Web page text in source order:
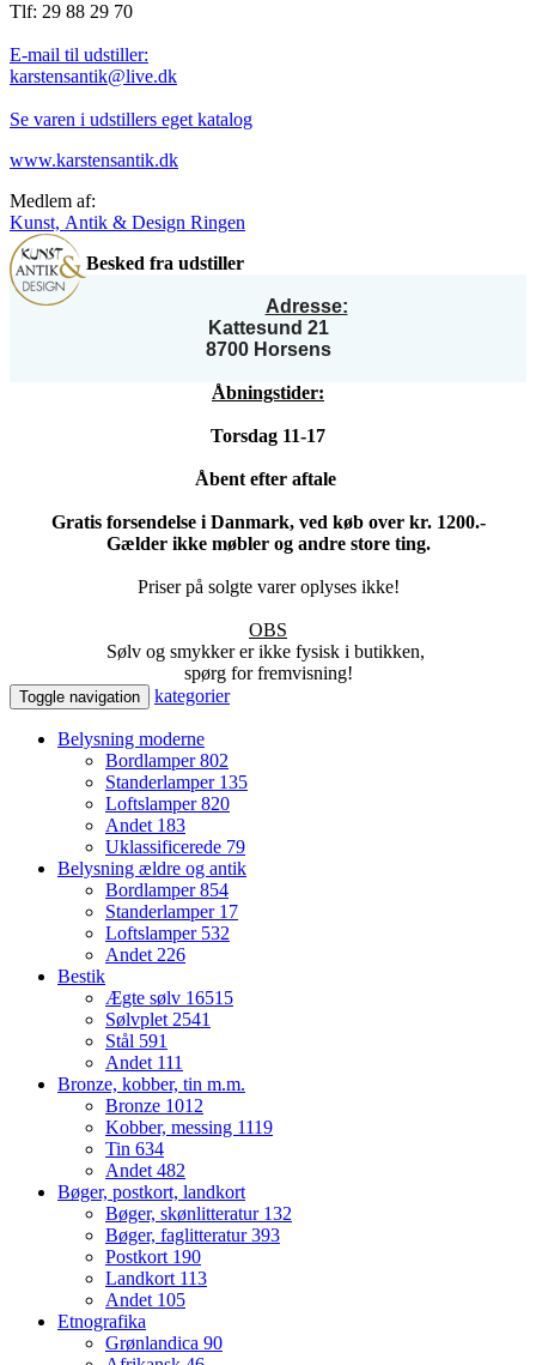
Tlf: 29 88 29 70
E-mail til udstiller:
karstensantik@live.dk
Se varen i udstillers eget katalog
www.karstensantik.dk
Medlem af:
Kunst, Antik & Design Ringen
Besked fra udstiller
Adresse:
Kattesund 21
8700 Horsens
Åbningstider:
Torsdag 11-17
Åbent efter aftale
Gratis forsendelse i Danmark, ved køb over kr. 1200.-
Gælder ikke møbler og andre store ting.
Priser på solgte varer oplyses ikke!
OBS
Sølv og smykker er ikke fysisk i butikken,
spørg for fremvisning!
Toggle navigation kategorier
Belysning moderne
Bordlamper802
Standerlamper 135
Loftslamper820
Andet 183
Uklassificerede 79
Belysning ældre og antik
Bordlamper854
Standerlamper 17
Loftslamper 532
Andet226
Bestik
Ægte sølv 16515
Sølvplet2541
Stål 591
Andet 111
Bronze, kobber, tin m.m.
Bronze 1012
Kobber, messing 1119
Tin 634
Andet482
Bøger, postkort, landkort
Bøger, skønlitteratur 132
Bøger, faglitteratur393
Postkort 190
Landkort 113
Andet 105
Etnografika
Grønlandica 90